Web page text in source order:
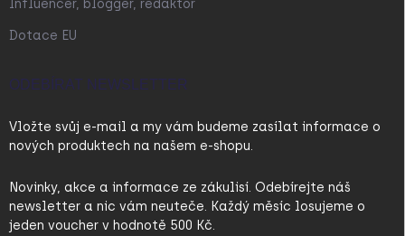
Influencer, blogger, redaktor
Dotace EU
ODEBÍRAT NEWSLETTER
Vložte svůj e-mail a my vám budeme zasílat informace o
nových produktech na našem e-shopu.
Novinky, akce a informace ze zákulisí. Odebírejte náš
newsletter a nic vám neuteče. Každý měsíc losujeme o
jeden voucher v hodnotě 500 Kč.